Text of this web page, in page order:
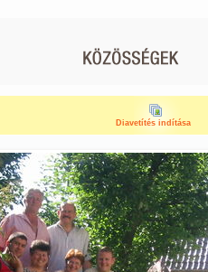
Diavetítés indítása